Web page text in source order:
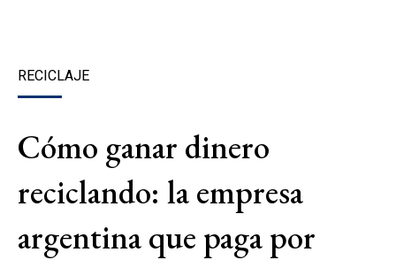
RECICLAJE
Cómo ganar dinero
reciclando: la empresa
argentina que paga por